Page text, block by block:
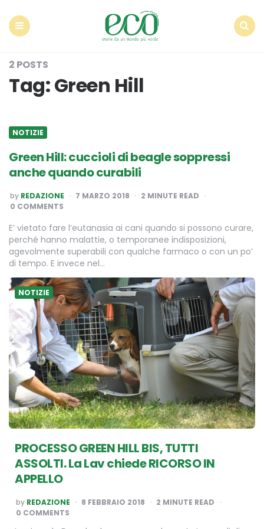
2 POSTS
Tag:Green Hill
NOTIZIE
Green Hill: cuccioli di beagle soppressi
anche quando curabili
POSTED
BY
by REDAZIONE 7 MARZO 2018 2 MINUTE READ
0 COMMENTS
E’ vietato fare l’eutanasia ai cani quando si possono curare,
perché hanno malattie, o temporanee indisposizioni,
agevolmente superabili con qualche farmaco o con un po’
di tempo. E invece nel…
NOTIZIE
PROCESSO GREEN HILL BIS, TUTTI
ASSOLTI. La Lav chiede RICORSO IN
APPELLO
POSTED
BY
by REDAZIONE 8 FEBBRAIO 2018 2 MINUTE READ
0 COMMENTS